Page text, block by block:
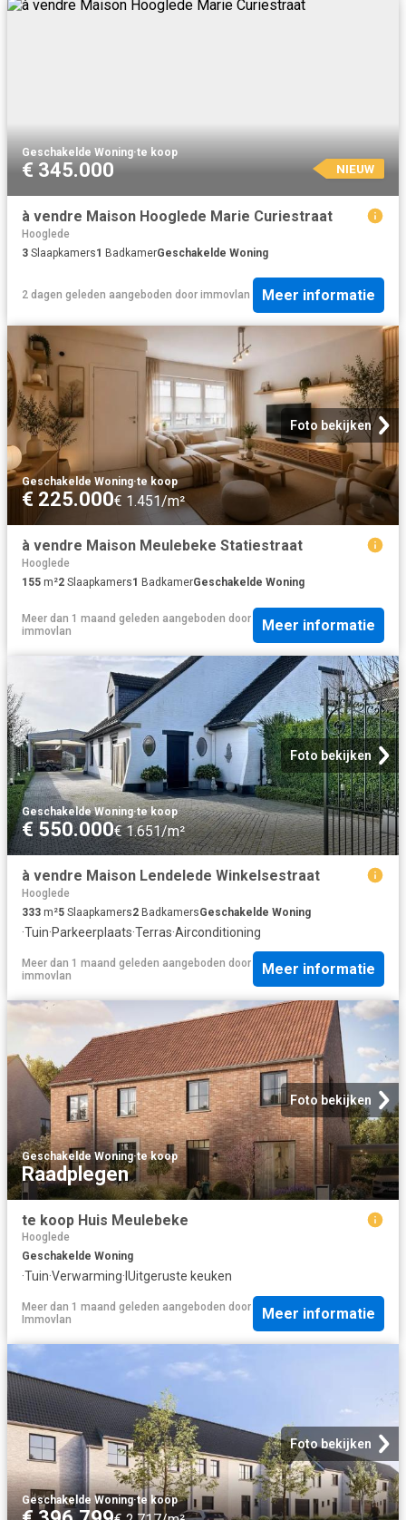
Geschakelde Woning·te koop
€ 345.000 NIEUW
à vendre Maison Hooglede Marie Curiestraat
Hooglede
3 Slaapkamers1 BadkamerGeschakelde Woning
2 dagen geleden aangeboden door immovlan Meer informatie
Foto bekijken
Geschakelde Woning·te koop
€ 225.000€ 1.451/m²
à vendre Maison Meulebeke Statiestraat
Hooglede
155 m²2 Slaapkamers1 BadkamerGeschakelde Woning
Meer dan 1 maand geleden aangeboden door
immovlan
Meer informatie
Foto bekijken
Geschakelde Woning·te koop
€ 550.000€ 1.651/m²
à vendre Maison Lendelede Winkelsestraat
Hooglede
333 m²5 Slaapkamers2 BadkamersGeschakelde Woning
·Tuin·Parkeerplaats·Terras·Airconditioning
Meer dan 1 maand geleden aangeboden door
immovlan
Meer informatie
Foto bekijken
Geschakelde Woning·te koop
Raadplegen
te koop Huis Meulebeke
Hooglede
Geschakelde Woning
·Tuin·Verwarming· IUitgeruste keuken
Meer dan 1 maand geleden aangeboden door
Immovlan
Meer informatie
Foto bekijken
Geschakelde Woning·te koop